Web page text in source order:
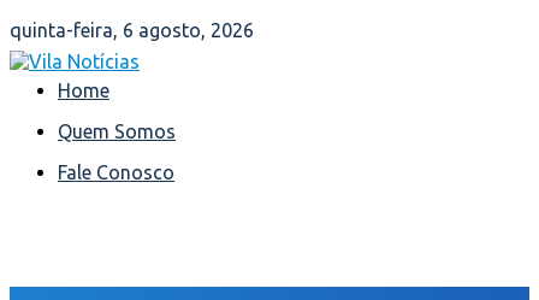
quinta-feira, 6 agosto, 2026
Home
Quem Somos
Fale Conosco